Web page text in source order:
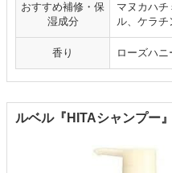
おすすめ補修・保
湿成分
マヌカハチ
ル、ケラチ
香り ローズハニ
ルベル『HITAシャンプー』